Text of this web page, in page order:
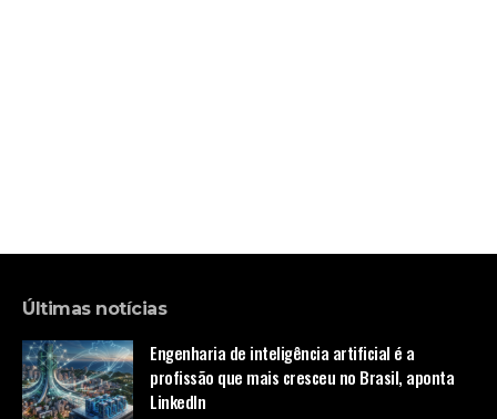
Últimas notícias
Engenharia de inteligência artificial é a
profissão que mais cresceu no Brasil, aponta
LinkedIn